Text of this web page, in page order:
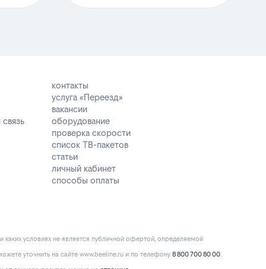
контакты
услуга «Переезд»
вакансии
оборудование
проверка скорости
список ТВ-пакетов
статьи
личный кабинет
способы оплаты
условиях не является публичной офертой, определяемой
уточнить на сайте www.beeline.ru и по телефону 8 800 700 80 00.